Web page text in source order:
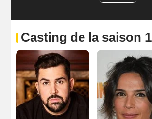
Casting de la saison 1